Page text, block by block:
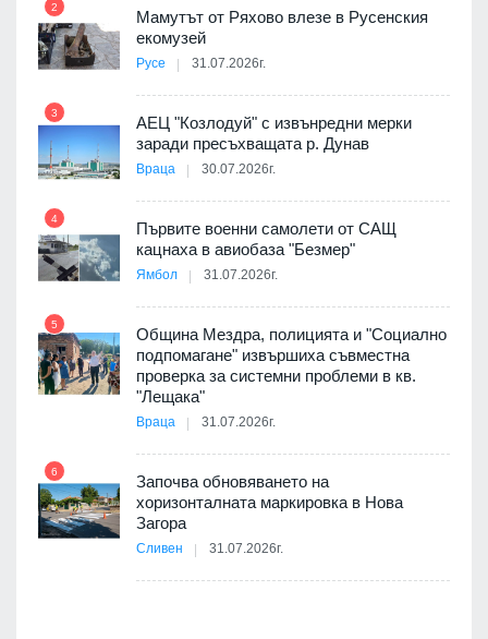
2
Мамутът от Ряхово влезе в Русенския
екомузей
Русе 31.07.2026г.
3
АЕЦ "Козлодуй" с извънредни мерки
заради пресъхващата р. Дунав
Враца 30.07.2026г.
4
Първите военни самолети от САЩ
кацнаха в авиобаза "Безмер"
Ямбол 31.07.2026г.
5
Община Мездра, полицията и "Социално
подпомагане" извършиха съвместна
проверка за системни проблеми в кв.
"Лещака"
Враца 31.07.2026г.
6
Започва обновяването на
хоризонталната маркировка в Нова
Загора
Сливен 31.07.2026г.